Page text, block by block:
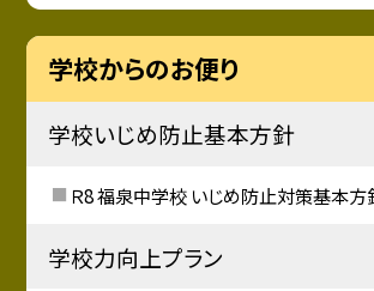
学校からのお便り
学校いじめ防止基本方針
Ｒ8 福泉中学校 いじめ防止対策基本方
学校力向上プラン